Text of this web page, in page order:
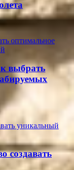
выбрать
создавать